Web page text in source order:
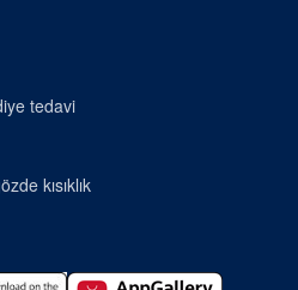
tedavi
kısıklık